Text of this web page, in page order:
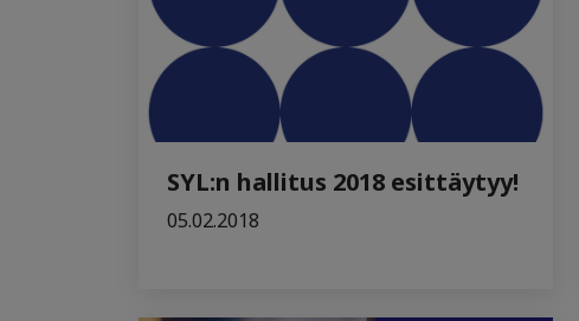
SYL:n hallitus 2018 esittäytyy!
05.02.2018